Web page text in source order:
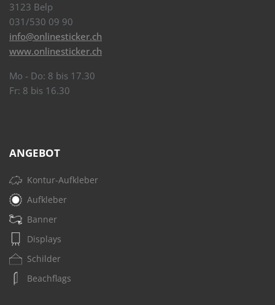
3123 Belp
031/530 09 90
info@onlinesticker.ch
www.onlinesticker.ch
Mo - Do: 8 bis 17.30
Fr: 8 bis 16.30
ANGEBOT
Kontur-Aufkleber
Aufkleber
Banner
Displays
Schilder
Beachflags